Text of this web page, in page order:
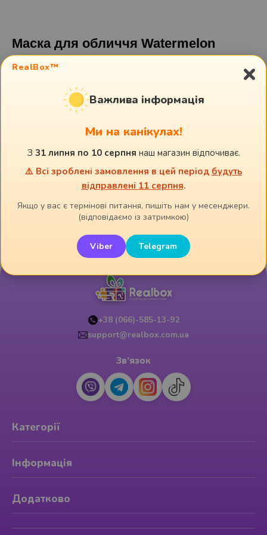
Маска для обличчя Watermelon
Креативна маска для обличчя Just Kawaii Watermelon Jelly з
екстрактом Тофу, пружність та еластичність.
Дивіться також:
RealBox™ ×
Важлива інформація
Ми на канікулах!
З 31 липня по 10 серпня наш магазин відпочиває.
⚠️ Всі зроблені замовлення в цей період будуть
відправлені 11 серпня.
Якщо у вас є термінові питання, пишіть нам у месенджери.
(відповідаємо із затримкою)
Viber Telegram
+38 (066)-585-13-92
support@realbox.com.ua
Зв’язок
Категорії
Інформація
Додатково